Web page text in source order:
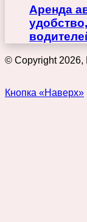
Аренда
© Copyright 2026,
Кнопка «Наверх»